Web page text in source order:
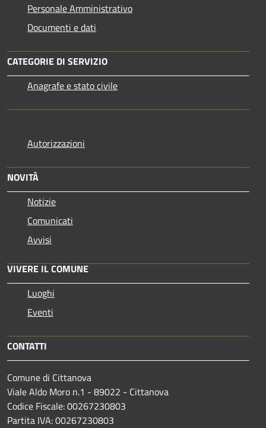
Personale Amministrativo
Documenti e dati
CATEGORIE DI SERVIZIO
Anagrafe e stato civile
Autorizzazioni
NOVITÀ
Notizie
Comunicati
Avvisi
VIVERE IL COMUNE
Luoghi
Eventi
CONTATTI
Comune di Cittanova
Viale Aldo Moro n.1 - 89022 - Cittanova
Codice Fiscale: 00267230803
Partita IVA: 00267230803